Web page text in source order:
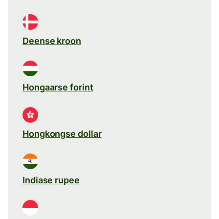
Deense kroon
Hongaarse forint
Hongkongse dollar
Indiase rupee